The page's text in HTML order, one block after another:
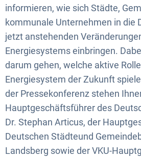
informieren, wie sich Städte,
kommunale Unternehmen in die
jetzt anstehenden
Energiesystems einbringen.
darum gehen, welche aktive
Energiesystem der Zukunft
der Pressekonferenz stehen
Hauptgeschäftsführer des
Dr. Stephan Articus, der
Deutschen Städteund
Landsberg sowie der VKU-